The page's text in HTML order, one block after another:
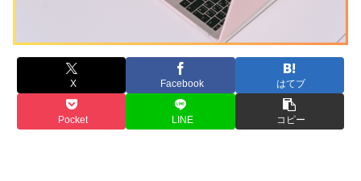
X Facebook はてブ
Pocket LINE コピー